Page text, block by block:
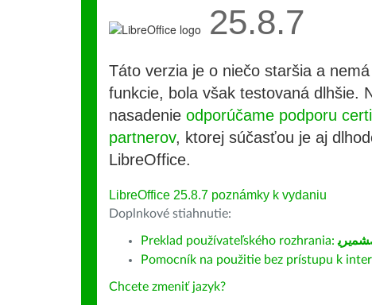
25.8.7
Táto verzia je o niečo staršia a
funkcie, bola však testovaná dlhšie.
nasadenie odporúčame podporu
partnerov, ktorej súčasťou je aj
LibreOffice.
LibreOffice 25.8.7 poznámky k vydaniu
Doplnkové stiahnutie:
Preklad používateľského rozhrania:
Pomocník na použitie bez prístupu k
Chcete zmeniť jazyk?